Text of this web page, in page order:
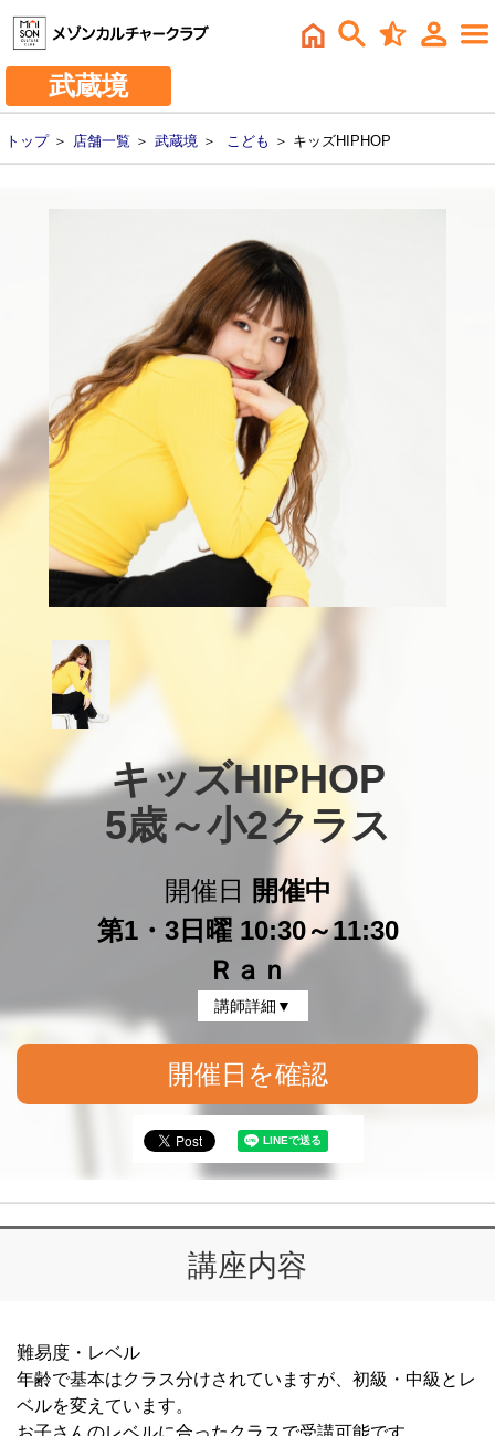
武蔵境
トップ＞ 店舗一覧 ＞ 武蔵境 ＞ こども ＞ キッズHIPHOP
キッズHIPHOP
5歳～小2クラス
開催日
開催中
第1・3日曜 10:30～11:30
Ｒａｎ
講師詳細▼
開催日を確認
講座内容
難易度・レベル
年齢で基本はクラス分けされていますが、初級・中級とレ
ベルを変えています。
お子さんのレベルに合ったクラスで受講可能です。